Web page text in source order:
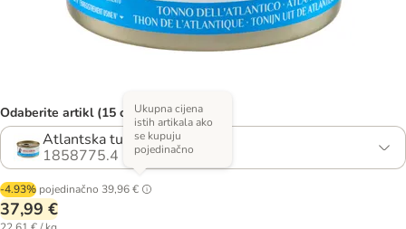
Odaberite artikl (15 opcija)
Atlantska tuna
1858775.4
-4.93% pojedinačno 39,96 €
Ukupna cijena
istih artikala ako
se kupuju
pojedinačno
37,99 €